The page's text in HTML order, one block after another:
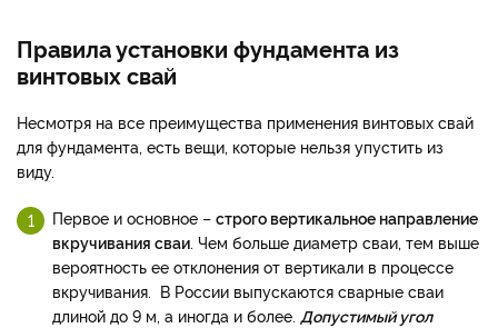
Правила установки фундамента из
винтовых свай
Несмотря на все преимущества применения винтовых свай
для фундамента, есть вещи, которые нельзя упустить из
виду.
Первое и основное – строго вертикальное направление
вкручивания сваи. Чем больше диаметр сваи, тем выше
вероятность ее отклонения от вертикали в процессе
вкручивания. В России выпускаются сварные сваи
длиной до 9 м, а иногда и более. Допустимый угол